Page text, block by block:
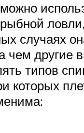
случаях
чем другие
типов
которых